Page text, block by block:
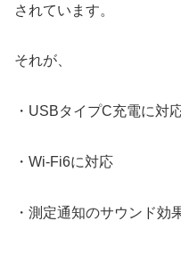
されています。
それが、
・USBタイプC充電に対
・Wi-Fi6に対応
・測定通知のサウンド効